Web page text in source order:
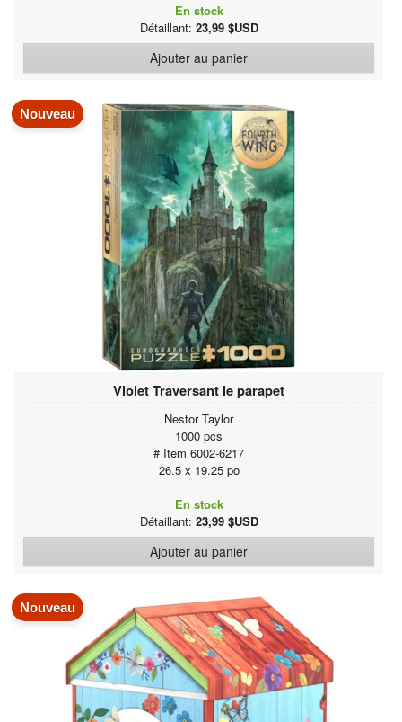
En stock
Détaillant: 23,99 $USD
Ajouter au panier
Nouveau
Violet Traversant le parapet
Nestor Taylor
1000 pcs
# Item 6002-6217
26.5 x 19.25 po
En stock
Détaillant: 23,99 $USD
Ajouter au panier
Nouveau